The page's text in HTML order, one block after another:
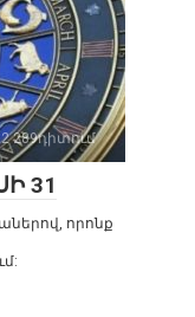
289դիտում
31
որոնք